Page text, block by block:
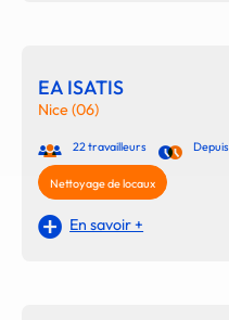
EA ISATIS
Nice (06)
22 travailleurs
Nettoyage de locaux
En savoir +